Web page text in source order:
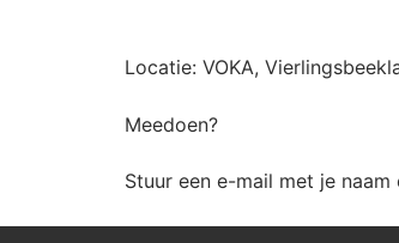
Locatie: VOKA,
Meedoen?
Stuur een e-mail met je